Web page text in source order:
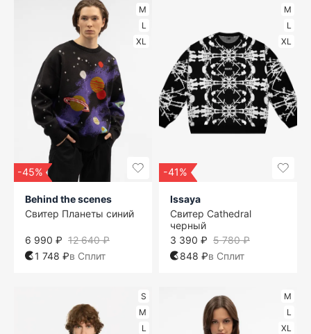
M
L
XL
-45%
Behind the scenes
Свитер Планеты синий
12 640 ₽
6 990 ₽
1 748 ₽в Сплит
M
L
XL
-41%
Issaya
Свитер Cathedral
черный
5 780 ₽
3 390 ₽
848 ₽в Сплит
S
M
L
M
L
XL